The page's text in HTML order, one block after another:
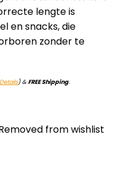
lengte is
en snacks, die
zonder te
Details)&FREE Shipping.
from wishlist